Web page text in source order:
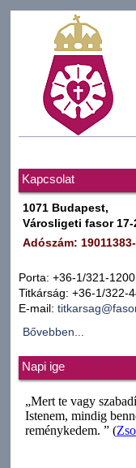
Kapcsolat
1071 Budapest,
Városligeti fasor 17-
Adószám:
Porta: +36-1/321-1200
Titkárság: +36-1/322-
E-mail:
Bővebben...
Napi ige